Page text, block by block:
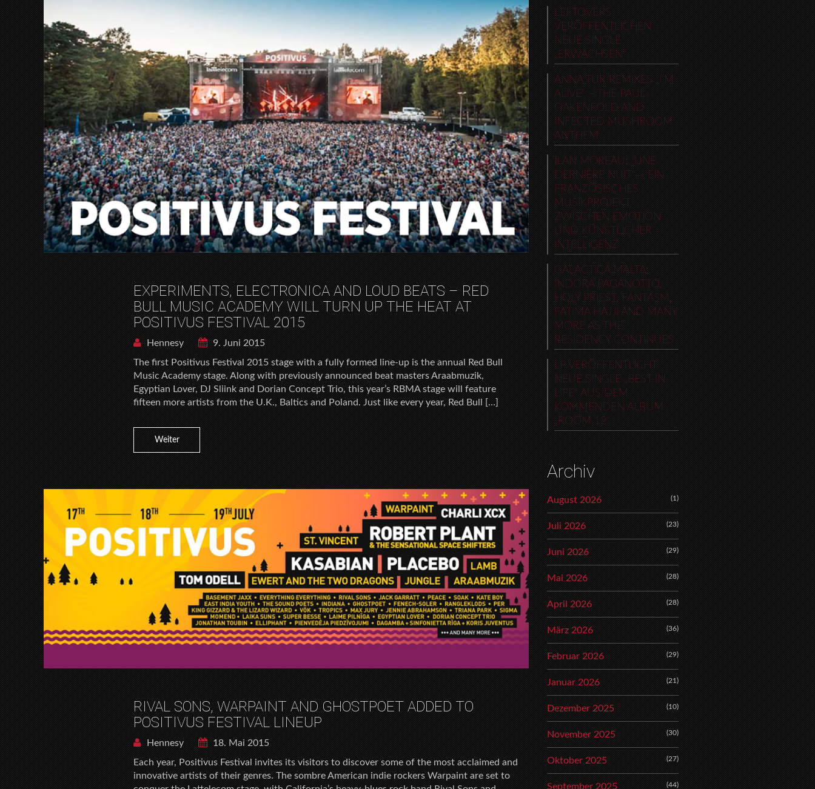
EXPERIMENTS, ELECTRONICA AND LOUD BEATS – RED
BULL MUSIC ACADEMY WILL TURN UP THE HEAT AT
POSITIVUS FESTIVAL 2015
Hennesy
9. Juni 2015
The first Positivus Festival 2015 stage with a fully formed line-up is the annual Red Bull
Music Academy stage. Along with previously announced beat masters Araabmuzik,
Egyptian Lover, DJ Sliink and Dorian Concept Trio, this year’s RBMA stage will feature
fifteen more artists from the U.K., Baltics and Poland. Just like every year, Red Bull […]
Weiter
RIVAL SONS, WARPAINT AND GHOSTPOET ADDED TO
POSITIVUS FESTIVAL LINEUP
Hennesy
18. Mai 2015
Each year, Positivus Festival invites its visitors to discover some of the most acclaimed and
innovative artists of their genres. The sombre American indie rockers Warpaint are set to
LEFTOVERS
VERÖFFENTLICHEN
NEUE SINGLE
„ERWACHSEN“
ANNA TUR REMIXES „I’M
ALIVE“ – THE PAUL
OAKENFOLD AND
INFECTED MUSHROOM
ANTHEM
ILAN MOREAU: „UNE
DERNIÈRE NUIT“ – EIN
FRANZÖSISCHES
MUSIKPROJEKT
ZWISCHEN EMOTION
UND KÜNSTLICHER
INTELLIGENZ
GALACTICA MALTA:
INDORA PAGANOTTO,
HOLY PRIEST, FANTASM,
FATIMA HAJJI AND MANY
MORE AS THE
RESIDENCY CONTINUES
LP VERÖFFENTLICHT
NEUE SINGLE „BEST IN
LIFE“ AUS DEM
KOMMENDEN ALBUM
„ROOM 12“
Archiv
August 2026 (1)
Juli 2026 (23)
Juni 2026 (29)
Mai 2026 (28)
April 2026 (28)
März 2026 (36)
Februar 2026 (29)
Januar 2026 (21)
Dezember 2025 (10)
November 2025 (30)
Oktober 2025 (27)
September 2025 (44)